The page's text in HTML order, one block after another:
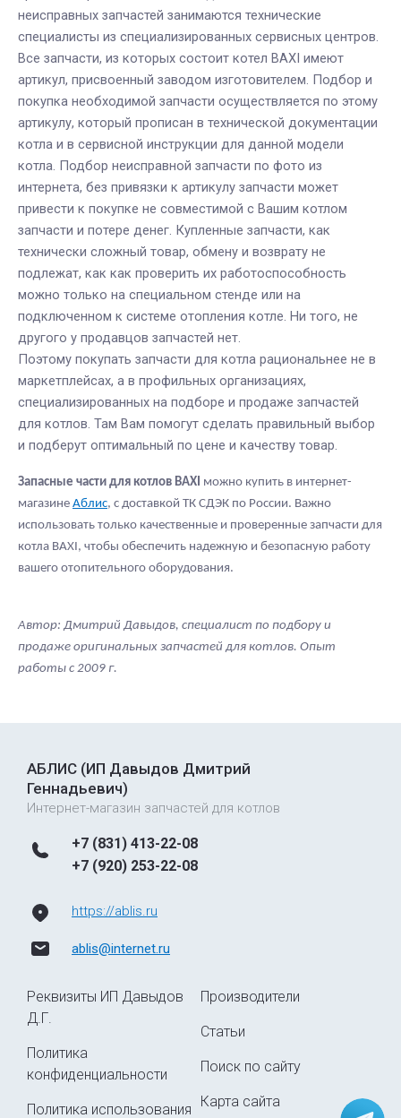
неисправных запчастей занимаются технические
специалисты из специализированных сервисных центров.
Все запчасти, из которых состоит котел BAXI имеют
артикул, присвоенный заводом изготовителем. Подбор и
покупка необходимой запчасти осуществляется по этому
артикулу, который прописан в технической документации
котла и в сервисной инструкции для данной модели
котла. Подбор неисправной запчасти по фото из
интернета, без привязки к артикулу запчасти может
привести к покупке не совместимой с Вашим котлом
запчасти и потере денег. Купленные запчасти, как
технически сложный товар, обмену и возврату не
подлежат, как как проверить их работоспособность
можно только на специальном стенде или на
подключенном к системе отопления котле. Ни того, не
другого у продавцов запчастей нет.
Поэтому покупать запчасти для котла рациональнее не в
маркетплейсах, а в профильных организациях,
специализированных на подборе и продаже запчастей
для котлов. Там Вам помогут сделать правильный выбор
и подберут оптимальный по цене и качеству товар.
Запасные части для котлов BAXI можно купить в интернет-
магазине Аблис, с доставкой ТК СДЭК по России. Важно
использовать только качественные и проверенные запчасти для
котла BAXI, чтобы обеспечить надежную и безопасную работу
вашего отопительного оборудования.
Автор: Дмитрий Давыдов, специалист по подбору и
продаже оригинальных запчастей для котлов. Опыт
работы с 2009 г.
АБЛИС (ИП Давыдов Дмитрий
Геннадьевич)
Интернет-магазин запчастей для котлов
+7 (831) 413-22-08
+7 (920) 253-22-08
https://ablis.ru
ablis@internet.ru
Реквизиты ИП Давыдов
Д.Г.
Политика
конфиденциальности
Политика использования
Производители
Статьи
Поиск по сайту
Карта сайта